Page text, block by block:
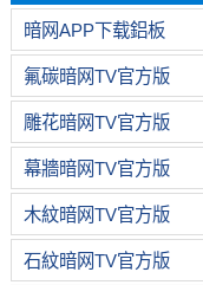
暗网APP下载鋁板
氟碳暗网TV官方版
雕花暗网TV官方版
幕牆暗网TV官方版
木紋暗网TV官方版
石紋暗网TV官方版